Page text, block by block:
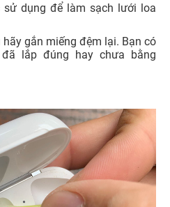
sử dụng để làm sạch lưới loa
gắn miếng đệm lại. Bạn có
lắp đúng hay chưa bằng